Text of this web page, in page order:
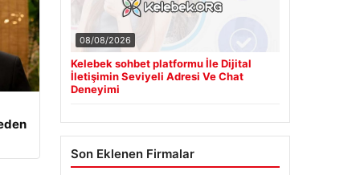
08/08/2026
Kelebek sohbet platformu İle Dijital
İletişimin Seviyeli Adresi Ve Chat
Deneyimi
Son Eklenen Firmalar